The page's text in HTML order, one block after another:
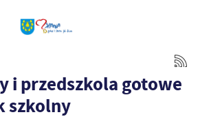
i przedszkola gotowe
szkolny